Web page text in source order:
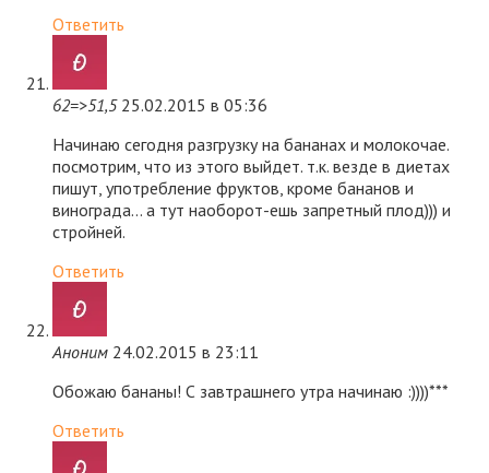
Ответить
62=>51,5 25.02.2015 в 05:36
Начинаю сегодня разгрузку на бананах и молокочае.
посмотрим, что из этого выйдет. т.к. везде в диетах
пишут, употребление фруктов, кроме бананов и
винограда… а тут наоборот-ешь запретный плод))) и
стройней.
Ответить
Аноним 24.02.2015 в 23:11
Обожаю бананы! С завтрашнего утра начинаю :))))***
Ответить